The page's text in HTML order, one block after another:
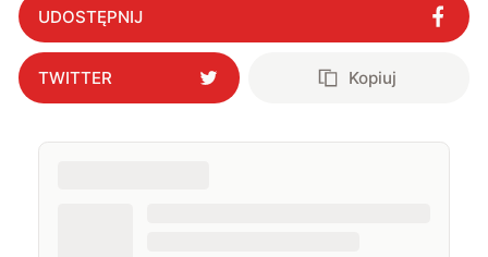
UDOSTĘPNIJ
TWITTER Kopiuj